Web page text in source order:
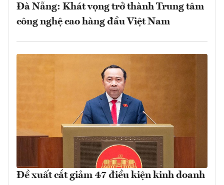
Đà Nẵng: Khát vọng trở thành Trung tâm
công nghệ cao hàng đầu Việt Nam
Đề xuất cắt giảm 47 điều kiện kinh doanh